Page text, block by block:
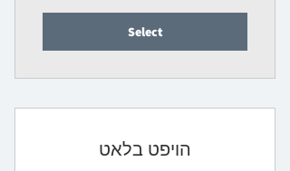
Select
הויפט בלאט